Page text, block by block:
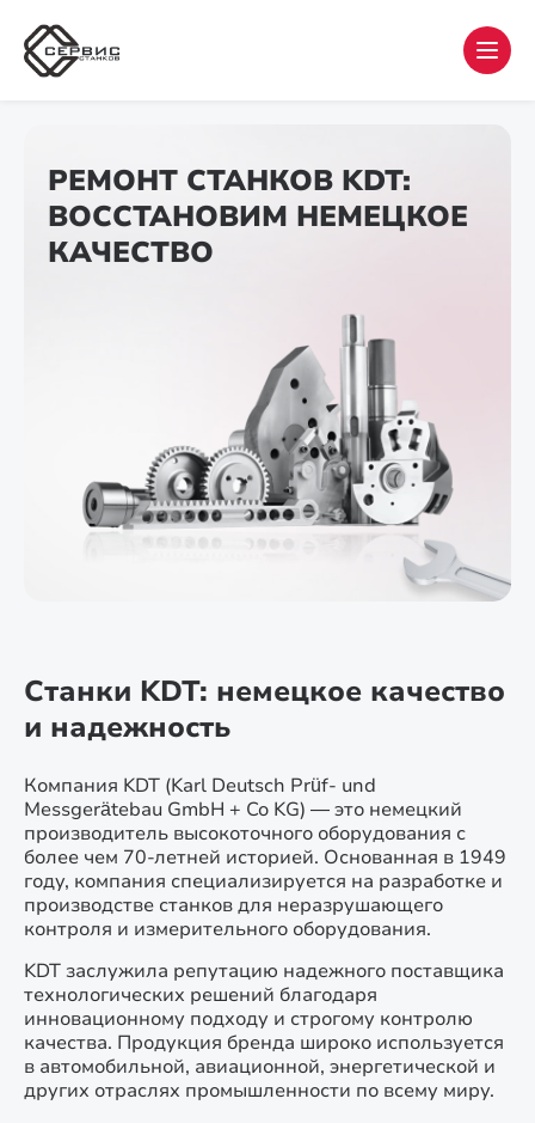
РЕМОНТ СТАНКОВ KDT:
ВОССТАНОВИМ НЕМЕЦКОЕ
КАЧЕСТВО
Станки KDT: немецкое качество
и надежность
Компания KDT (Karl Deutsch Prüf- und
Messgerätebau GmbH + Co KG) — это немецкий
производитель высокоточного оборудования с
более чем 70-летней историей. Основанная в 1949
году, компания специализируется на разработке и
производстве станков для неразрушающего
контроля и измерительного оборудования.
KDT заслужила репутацию надежного поставщика
технологических решений благодаря
инновационному подходу и строгому контролю
качества. Продукция бренда широко используется
в автомобильной, авиационной, энергетической и
других отраслях промышленности по всему миру.